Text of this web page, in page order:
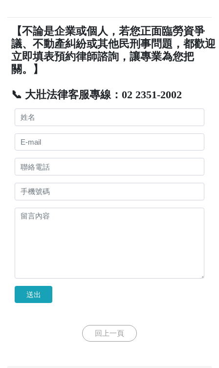
【不論是企業或個人，若您正面臨勞資爭
議、不動產糾紛或其他民刑事問題，都歡迎
立即填表預約律師諮詢，讓專業為您把
關。】
📞 大壯法律客服專線：02 2351-2002
送出
回上一頁